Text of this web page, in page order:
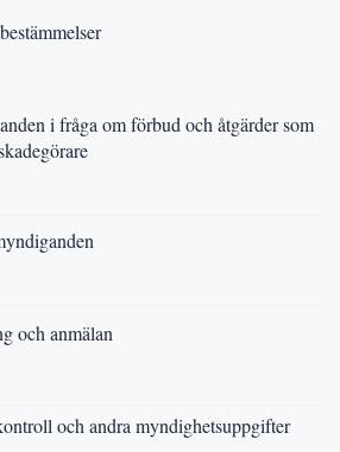
i fråga om förbud och åtgärder som
och anmälan
och andra myndighetsuppgifter